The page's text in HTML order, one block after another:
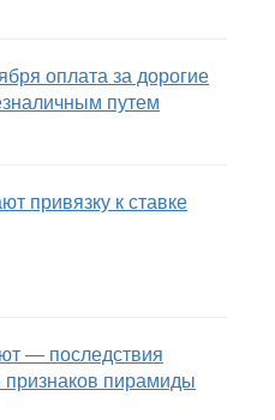
оплата за дорогие
путем
привязку к ставке
— последствия
признаков пирамиды